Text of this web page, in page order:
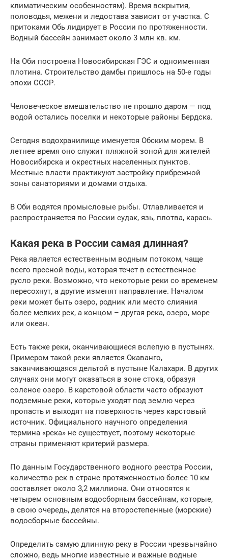
климатическим особенностям). Время вскрытия,
половодья, межени и ледостава зависит от участка. С
притоками Обь лидирует в России по протяженности.
Водный бассейн занимает около 3 млн кв. км.
На Оби построена Новосибирская ГЭС и одноименная
плотина. Строительство дамбы пришлось на 50-е годы
эпохи СССР.
Человеческое вмешательство не прошло даром — под
водой остались поселки и некоторые районы Бердска.
Сегодня водохранилище именуется Обским морем. В
летнее время оно служит пляжной зоной для жителей
Новосибирска и окрестных населенных пунктов.
Местные власти практикуют застройку прибрежной
зоны санаториями и домами отдыха.
В Оби водятся промысловые рыбы. Отлавливается и
распространяется по России судак, язь, плотва, карась.
Какая река в России самая длинная?
Река является естественным водным потоком, чаще
всего пресной воды, которая течет в естественное
русло реки. Возможно, что некоторые реки со временем
пересохнут, а другие изменят направление. Началом
реки может быть озеро, родник или место слияния
более мелких рек, а концом – другая река, озеро, море
или океан.
Есть также реки, оканчивающиеся вслепую в пустынях.
Примером такой реки является Окаванго,
заканчивающаяся дельтой в пустыне Калахари. В других
случаях они могут оказаться в зоне стока, образуя
соленое озеро. В карстовой области часто образуют
подземные реки, которые уходят под землю через
пропасть и выходят на поверхность через карстовый
источник. Официального научного определения
термина «река» не существует, поэтому некоторые
страны применяют критерий размера.
По данным Государственного водного реестра России,
количество рек в стране протяженностью более 10 км
составляет около 3,2 миллиона. Они относятся к
четырем основным водосборным бассейнам, которые,
в свою очередь, делятся на второстепенные (морские)
водосборные бассейны.
Определить самую длинную реку в России чрезвычайно
сложно, ведь многие известные и важные водные